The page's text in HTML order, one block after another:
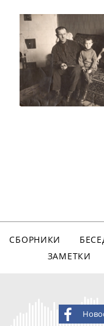
СБОРНИКИ
ЗАМЕТКИ